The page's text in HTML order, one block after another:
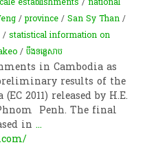
/province /San Sy Than /
/statistical information on
/បឹងទន្លេសាប
in Cambodia as
results of the
2011) released by H.E.
Penh. The final
in...